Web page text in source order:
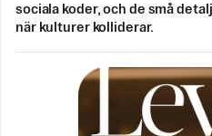
sociala koder, och de små
när kulturer kolliderar.